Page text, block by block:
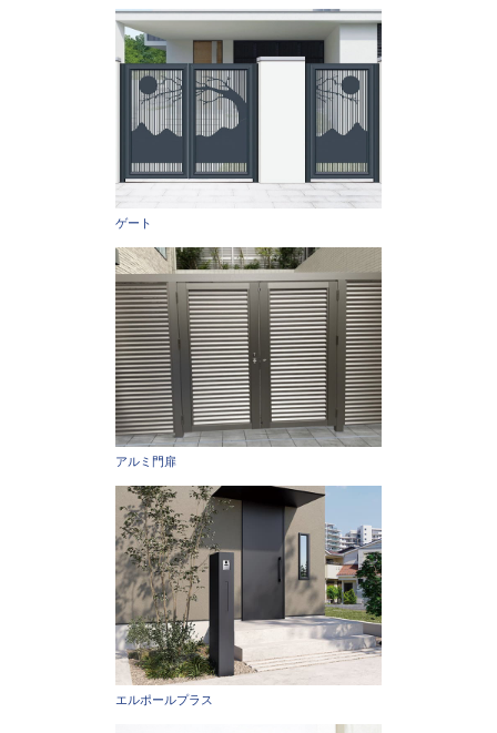
ゲート
アルミ門扉
エルポールプラス